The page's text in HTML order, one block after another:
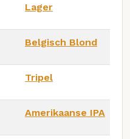
Lager
Belgisch Blond
Tripel
Amerikaanse IPA